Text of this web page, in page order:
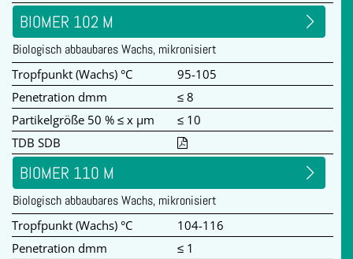
BIOMER 102 M
Biologisch abbaubares Wachs, mikronisiert
Tropfpunkt (Wachs) °C
95-105
Penetration dmm
≤ 8
Partikelgröße 50 % ≤ x µm
≤ 10
TDB SDB
BIOMER 110 M
Biologisch abbaubares Wachs, mikronisiert
Tropfpunkt (Wachs) °C
104-116
Penetration dmm
≤ 1